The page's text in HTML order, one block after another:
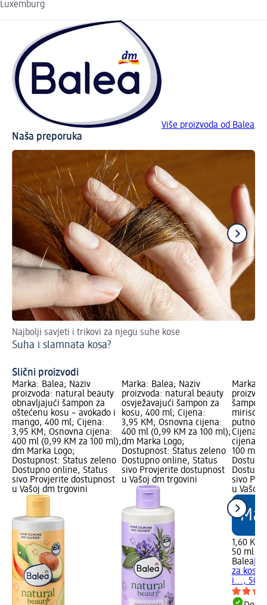
Luxemburg
Više proizvoda od Balea
Naša preporuka
Najbolji savjeti i trikovi za njegu suhe kose
Suha i slamnata kosa?
Slični proizvodi
Marka: Balea; Naziv
proizvoda: natural beauty
obnavljajući šampon za
oštećenu kosu – avokado i
mango, 400 ml; Cijena:
3,95 KM; Osnovna cijena:
400 ml (0,99 KM za 100 ml);
dm Marka Logo;
Dostupnost: Status zeleno
Dostupno online, Status
sivo Provjerite dostupnost
u Vašoj dm trgovini
Marka: Balea; Naziv
proizvoda: natural beauty
osvježavajući šampon za
kosu, 400 ml; Cijena:
3,95 KM; Osnovna cijena:
400 ml (0,99 KM za 100 ml);
dm Marka Logo;
Dostupnost: Status zeleno
Dostupno online, Status
sivo Provjerite dostupnost
u Vašoj dm trgovini
Marka:
šampon
mirisom
putno
Cijena:
cijena:
100 ml);
sivo
u Vašoj
1,60 KM
50 ml
Balea
za kosu
i..., 50